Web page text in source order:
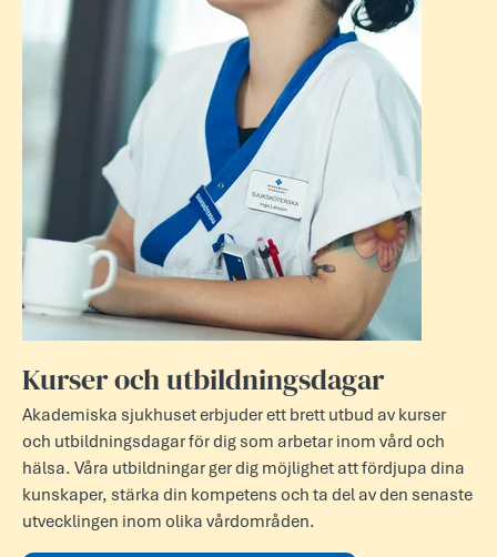
Kurser och utbildningsdagar
Akademiska sjukhuset erbjuder ett brett utbud av kurser
och utbildningsdagar för dig som arbetar inom vård och
hälsa. Våra utbildningar ger dig möjlighet att fördjupa dina
kunskaper, stärka din kompetens och ta del av den senaste
utvecklingen inom olika vårdområden.